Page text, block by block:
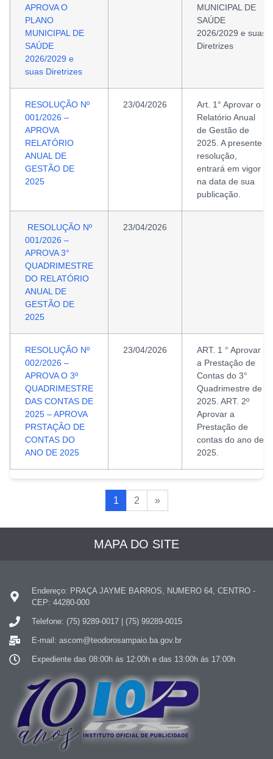
APROVA O
PLANO
MUNICIPAL DE
SAÚDE
2026/2029 e
suas Diretrizes
MUNICIPAL DE
SAÚDE
2026/2029 e suas
Diretrizes
RESOLUÇÃO Nº
001/2026 –
APROVA
RELATÓRIO
ANUAL DE
GESTÃO DE
2025
23/04/2026
Art. 1° Aprovar o
Relatório Anual
de Gestão de
2025. A presente
resolução,
entrará em vigor
na data de sua
publicação.
RESOLUÇÃO Nº
001/2026 –
APROVA 3°
QUADRIMESTRE
DO RELATÓRIO
ANUAL DE
GESTÃO DE
2025
23/04/2026
RESOLUÇÃO Nº
002/2026 –
APROVA O 3º
QUADRIMESTRE
DAS CONTAS DE
2025 – APROVA
PRSTAÇÂO DE
CONTAS DO
ANO DE 2025
23/04/2026
ART. 1 ° Aprovar
a Prestação de
Contas do 3°
Quadrimestre de
2025. ART. 2º
Aprovar a
Prestação de
contas do ano de
2025.
1 2 »
MAPA DO SITE
Endereço: PRAÇA JAYME BARROS, NUMERO 64, CENTRO -
CEP: 44280-000
Telefone: (75) 9289-0017 | (75) 99289-0015
E-mail: ascom@teodorosampaio.ba.gov.br
Expediente das 08:00h ás 12:00h e das 13:00h ás 17:00h